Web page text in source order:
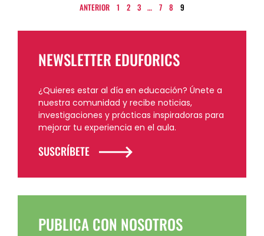
ANTERIOR 1 2 3 … 7 8 9
NEWSLETTER EDUFORICS
¿Quieres estar al día en educación? Únete a
nuestra comunidad y recibe noticias,
investigaciones y prácticas inspiradoras para
mejorar tu experiencia en el aula.
SUSCRÍBETE
PUBLICA CON NOSOTROS